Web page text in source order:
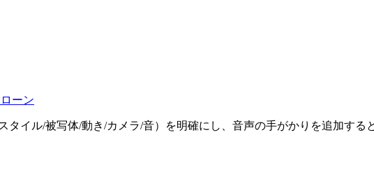
ーン
タイル/被写体/動き/カメラ/音）を明確にし、音声の手がかりを追加する